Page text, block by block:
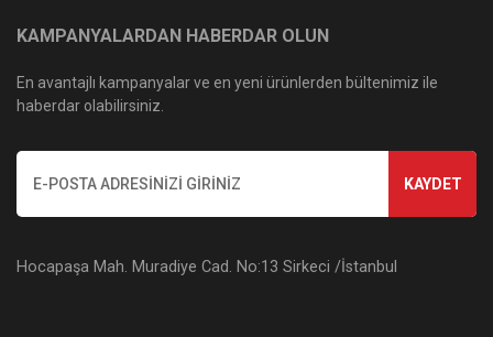
KAMPANYALARDAN HABERDAR OLUN
En avantajlı kampanyalar ve en yeni ürünlerden bültenimiz ile
haberdar olabilirsiniz.
KAYDET
Hocapaşa Mah. Muradiye Cad. No:13 Sirkeci /İstanbul